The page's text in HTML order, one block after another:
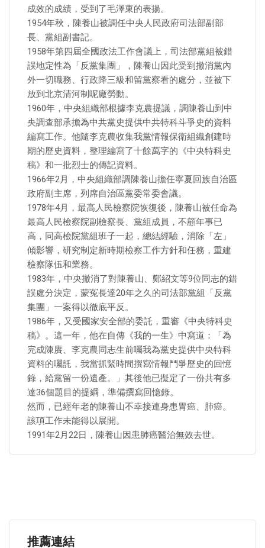
成效的成績，受到了毛澤東的表揚。
1954年秋，陳養山被調任中央人民政府司法部副部
長、黨組副書記。
1958年第四屆全國政法工作會議上，司法部黨組被錯
誤地定性為「反黨集團」，陳養山因此受到撤消黨內
外一切職務、行政降三級和留黨察看的處分，並被下
放到北京清河制呢廠勞動。
1960年，中央組織部根據李克農提議，調陳養山到中
央調查部承擔為中共黨史提供中共特科斗爭史的資料
編寫工作。他隨李克農收集我黨情報保衛組織創建時
期的歷史資料，整理編寫了十餘萬字的《中央特科史
稿》和一批烈士的傳記資料。
1966年2月，中央組織部調陳養山擔任寧夏回族自治區
政府副主席，列席自治區黨委常委會議。
1978年4月，最高人民檢察院恢復後，陳養山被任命為
最高人民檢察院副檢察長、黨組成員，不顧年事已
高，同高檢院黨組班子一起，總結經驗，消除「左」
傾影響，研究制定新時期檢察工作方針和任務，重建
檢察隊伍和業務。
1983年，中央撤消了對陳養山、鄭紹文等9位同志的錯
誤處分決定，蒙冤長達20年之久的司法部黨組「反黨
集團」一案得以徹底平反。
1986年，又受國家安全部的委託，重審《中央特科史
稿》。這一年，他在自傳《我的一生》中寫道：「為
完成陳賡、李克農同志生前囑我為黨史提供中央特科
資料的囑託，我當抓緊時間撰寫情報鬥爭歷史的回憶
錄，給黨留一份遺產。」其後他已擬定了一份共有多
達36個題目的提綱，準備撰寫回憶錄。
然而，已經年老的陳養山不幸接連身患胃癌、肺癌。
該項工作未能得以展開。
1991年2月22日，陳養山因患肺癌醫治無效去世。
推薦連結